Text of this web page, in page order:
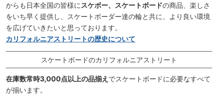
からも日本全国の皆様に スケボー、スケートボードの商品、楽しさ
をいち早く提供し、スケートボーダー達の輪と共に、より良い環境
を広げていきたいと思っております。
カリフォルニアストリートの歴史について
スケートボードのカリフォルニアストリート
在庫数常時3,000点以上の品揃え でスケートボードに必要なすべて
が揃います。